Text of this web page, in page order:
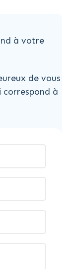
à votre
de vous
à